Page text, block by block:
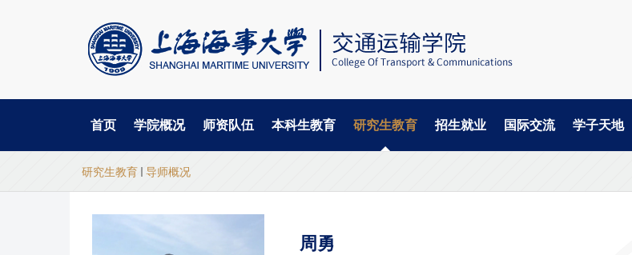
到
首页 学院概况 师资队伍 本科生教育 研究生教育 招生就业 国际交流 学子天地
当
前
位
研究生教育 导师概况
周勇